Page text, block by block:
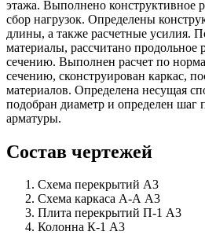
этажа. Выполнено конструктивное
сбор нагрузок. Определены
длины, а также расчетные усилия.
материалы, рассчитано продольное
сечению. Выполнен расчет по
сечению, сконструирован каркас,
материалов. Определена несущая
подобран диаметр и определен шаг
арматуры.
Состав чертежей
Схема перекрытий А3
Схема каркаса А-А А3
Плита перекрытий П-1 А3
Колонна К-1 А3